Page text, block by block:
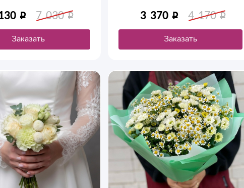
7 030
Заказать
3 370 4 170
Заказать